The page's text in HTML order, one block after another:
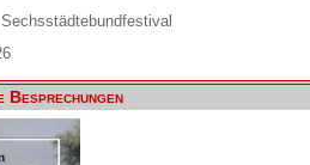
Besprechungen